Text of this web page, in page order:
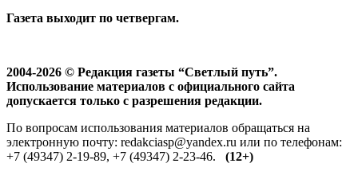
Газета выходит по четвергам.
2004-2026 © Редакция газеты “Светлый путь”.
Использование материалов с официального сайта
допускается только с разрешения редакции.
По вопросам использования материалов обращаться на
электронную почту: redakciasp@yandex.ru или по телефонам:
+7 (49347) 2-19-89, +7 (49347) 2-23-46. (12+)